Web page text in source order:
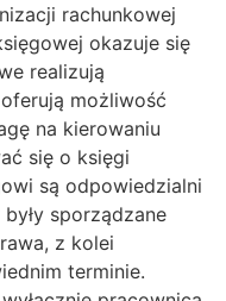
rachunkowej
okazuje się
realizują
możliwość
na kierowaniu
się o księgi
są odpowiedzialni
sporządzane
z kolei
terminie.